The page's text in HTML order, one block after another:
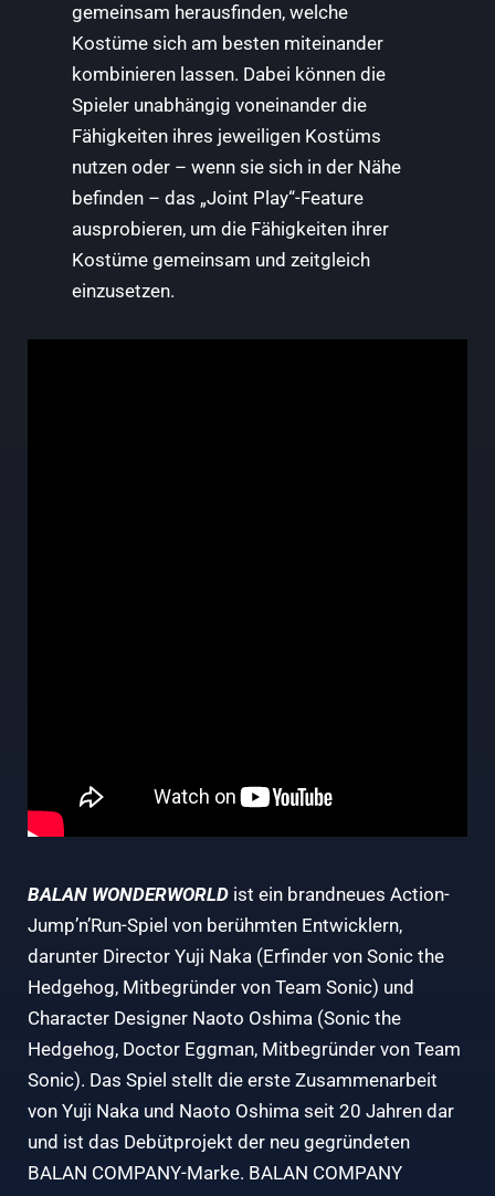
gemeinsam herausfinden, welche
Kostüme sich am besten miteinander
kombinieren lassen. Dabei können die
Spieler unabhängig voneinander die
Fähigkeiten ihres jeweiligen Kostüms
nutzen oder – wenn sie sich in der Nähe
befinden – das „Joint Play“-Feature
ausprobieren, um die Fähigkeiten ihrer
Kostüme gemeinsam und zeitgleich
einzusetzen.
BALAN WONDERWORLD ist ein brandneues Action-
Jump’n’Run-Spiel von berühmten Entwicklern,
darunter Director Yuji Naka (Erfinder von Sonic the
Hedgehog, Mitbegründer von Team Sonic) und
Character Designer Naoto Oshima (Sonic the
Hedgehog, Doctor Eggman, Mitbegründer von Team
Sonic). Das Spiel stellt die erste Zusammenarbeit
von Yuji Naka und Naoto Oshima seit 20 Jahren dar
und ist das Debütprojekt der neu gegründeten
BALAN COMPANY-Marke. BALAN COMPANY